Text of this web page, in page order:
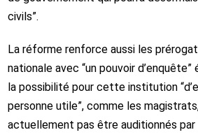
civils”.
La réforme renforce aussi les
nationale avec “un pouvoir
la possibilité pour cette institution
personne utile”, comme les
actuellement pas être auditionnés